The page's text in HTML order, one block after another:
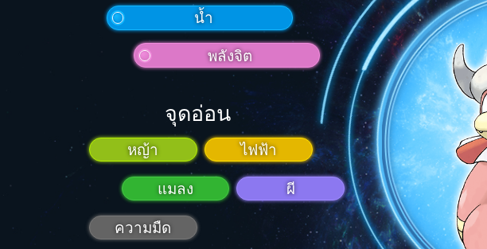
น้ำ
พลังจิต
จุดอ่อน
หญ้า
ไฟฟ้า
แมลง
ผี
ความมืด